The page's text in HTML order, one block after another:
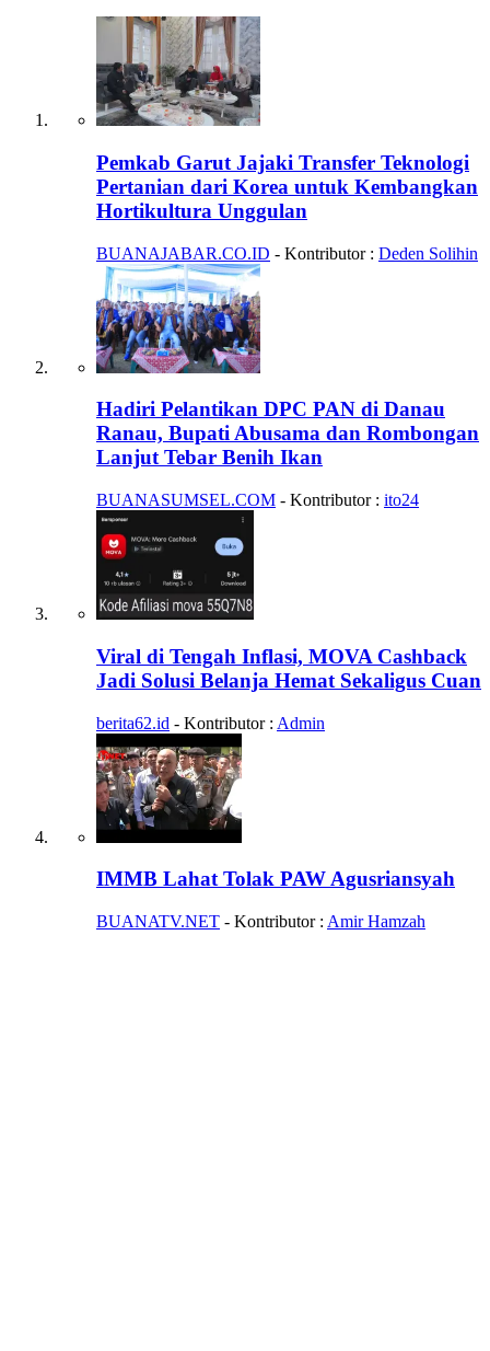
Pemkab Garut Jajaki Transfer Teknologi
Pertanian dari Korea untuk Kembangkan
Hortikultura Unggulan
BUANAJABAR.CO.ID - Kontributor : Deden Solihin
Hadiri Pelantikan DPC PAN di Danau
Ranau, Bupati Abusama dan Rombongan
Lanjut Tebar Benih Ikan
BUANASUMSEL.COM - Kontributor : ito24
Viral di Tengah Inflasi, MOVA Cashback
Jadi Solusi Belanja Hemat Sekaligus Cuan
berita62.id - Kontributor : Admin
IMMB Lahat Tolak PAW Agusriansyah
BUANATV.NET - Kontributor : Amir Hamzah